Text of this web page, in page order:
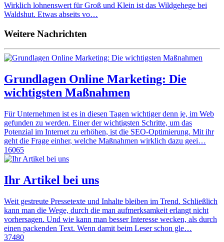
Wirklich lohnenswert für Groß und Klein ist das Wildgehege bei
Waldshut. Etwas abseits vo…
Weitere Nachrichten
Grundlagen Online Marketing: Die
wichtigsten Maßnahmen
Für Unternehmen ist es in diesen Tagen wichtiger denn je, im Web
gefunden zu werden. Einer der wichtigsten Schritte, um das
Potenzial im Internet zu erhöhen, ist die SEO-Optimierung. Mit ihr
geht die Frage einher, welche Maßnahmen wirklich dazu geei…
16065
Ihr Artikel bei uns
Weit gestreute Pressetexte und Inhalte bleiben im Trend. Schließlich
kann man die Wege, durch die man aufmerksamkeit erlangt nicht
vorhersagen. Und wie kann man besser Interesse wecken, als durch
einen packenden Text. Wenn damit beim Leser schon gle…
37480